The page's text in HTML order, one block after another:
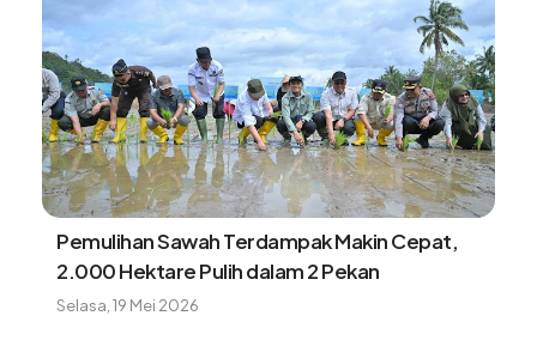
Pemulihan Sawah Terdampak Makin Cepat,
2.000 Hektare Pulih dalam 2 Pekan
Selasa, 19 Mei 2026